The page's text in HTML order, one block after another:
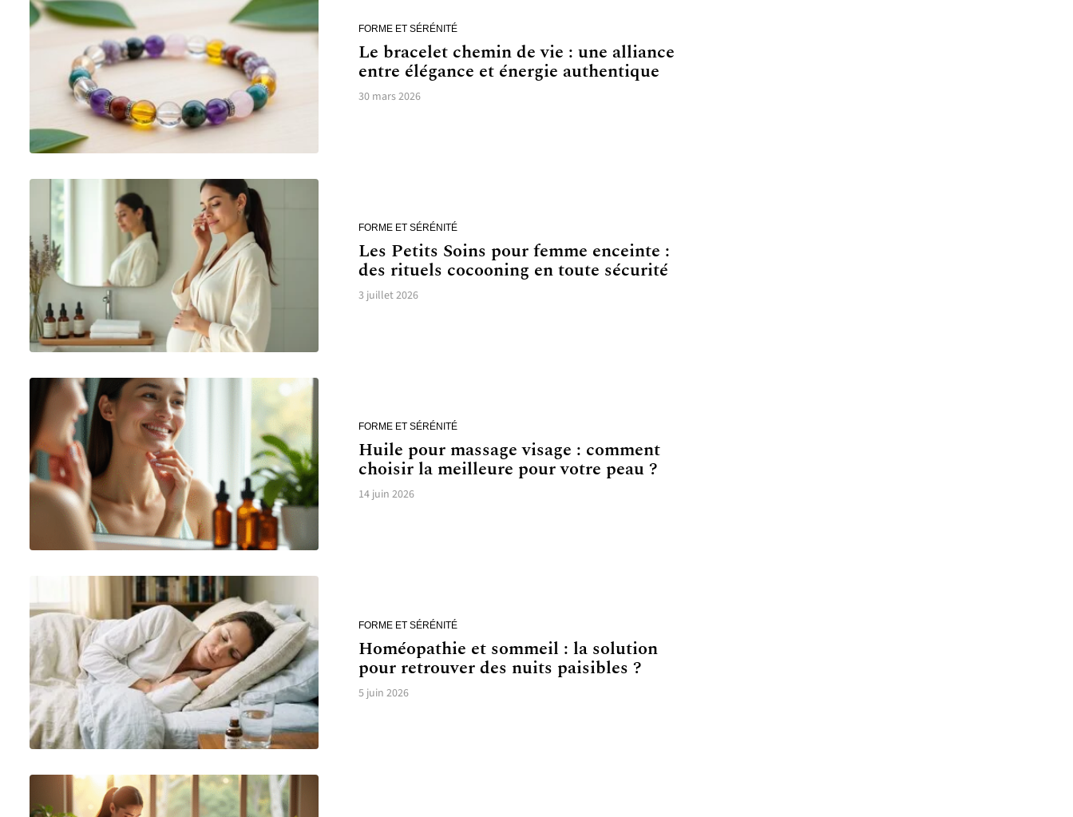
FORME ET SÉRÉNITÉ
Le bracelet chemin de vie : une alliance
entre élégance et énergie authentique
30 mars 2026
FORME ET SÉRÉNITÉ
Les Petits Soins pour femme enceinte :
des rituels cocooning en toute sécurité
3 juillet 2026
FORME ET SÉRÉNITÉ
Huile pour massage visage : comment
choisir la meilleure pour votre peau ?
14 juin 2026
FORME ET SÉRÉNITÉ
Homéopathie et sommeil : la solution
pour retrouver des nuits paisibles ?
5 juin 2026